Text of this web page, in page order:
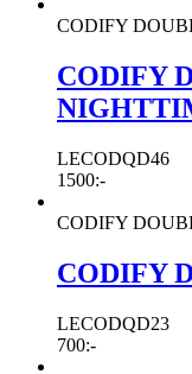
CODIFY
CODIFY
LECODQD46
1500:-
CODIFY
CODIFY
LECODQD23
700:-